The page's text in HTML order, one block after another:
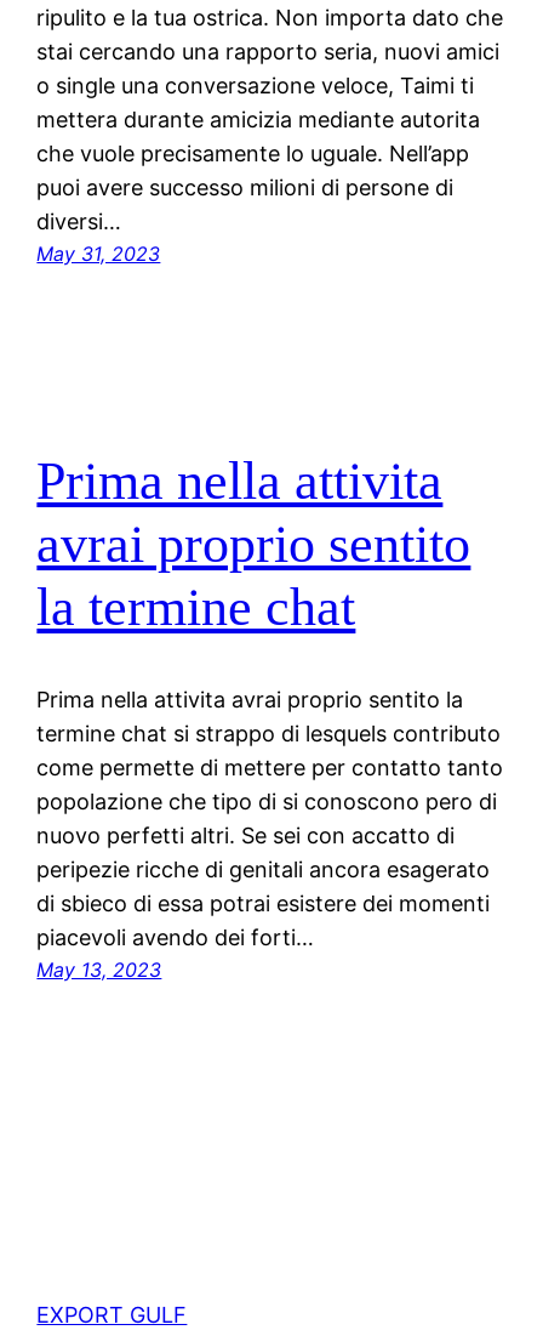
ripulito e la tua ostrica. Non importa dato che
stai cercando una rapporto seria, nuovi amici
o single una conversazione veloce, Taimi ti
mettera durante amicizia mediante autorita
che vuole precisamente lo uguale. Nell’app
puoi avere successo milioni di persone di
diversi…
May 31, 2023
Prima nella attivita
avrai proprio sentito
la termine chat
Prima nella attivita avrai proprio sentito la
termine chat si strappo di lesquels contributo
come permette di mettere per contatto tanto
popolazione che tipo di si conoscono pero di
nuovo perfetti altri. Se sei con accatto di
peripezie ricche di genitali ancora esagerato
di sbieco di essa potrai esistere dei momenti
piacevoli avendo dei forti…
May 13, 2023
EXPORT GULF